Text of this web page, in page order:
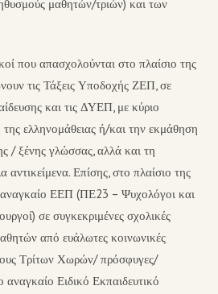
μαθητών/τριών) και των
που απασχολούνται στο πλαίσιο της
τις Τάξεις Υποδοχής ΖΕΠ, σε
και τις ΔΥΕΠ, με κύριο
της ελληνομάθειας ή/και την εκμάθηση
/ ξένης γλώσσας, αλλά και τη
αντικείμενα. Επίσης, στο πλαίσιο της
αναγκαίο ΕΕΠ (ΠΕ23 – Ψυχολόγοι και
σε συγκεκριμένες σχολικές
από ευάλωτες κοινωνικές
Τρίτων Χωρών/ πρόσφυγες/
αναγκαίο Ειδικό Εκπαιδευτικό